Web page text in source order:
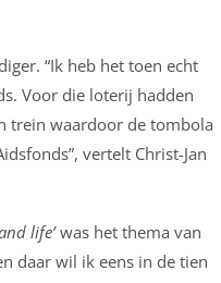
“Ik heb het toen echt
Voor die loterij hadden
trein waardoor de tombola
vertelt Christ-Jan
life’was het thema van
daar wil ik eens in de tien